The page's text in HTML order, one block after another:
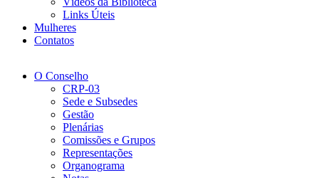
Links Úteis
Mulheres
Contatos
O Conselho
CRP-03
Sede e Subsedes
Gestão
Plenárias
Comissões e Grupos
Representações
Organograma